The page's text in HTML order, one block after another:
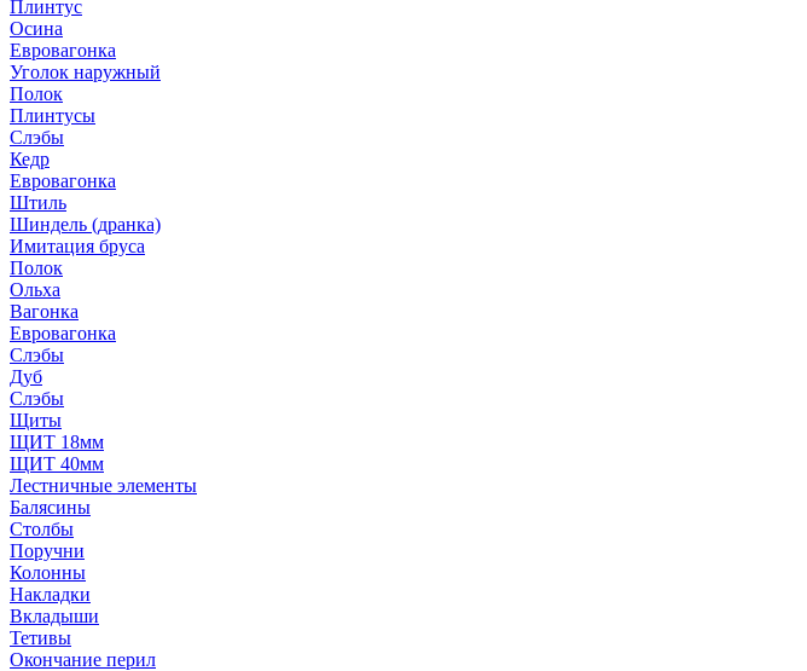
Плинтус
Осина
Евровагонка
Уголок наружный
Полок
Плинтусы
Слэбы
Кедр
Евровагонка
Штиль
Шиндель (дранка)
Имитация бруса
Полок
Ольха
Вагонка
Евровагонка
Слэбы
Дуб
Слэбы
Щиты
ЩИТ 18мм
ЩИТ 40мм
Лестничные элементы
Балясины
Столбы
Поручни
Колонны
Накладки
Вкладыши
Тетивы
Окончание перил